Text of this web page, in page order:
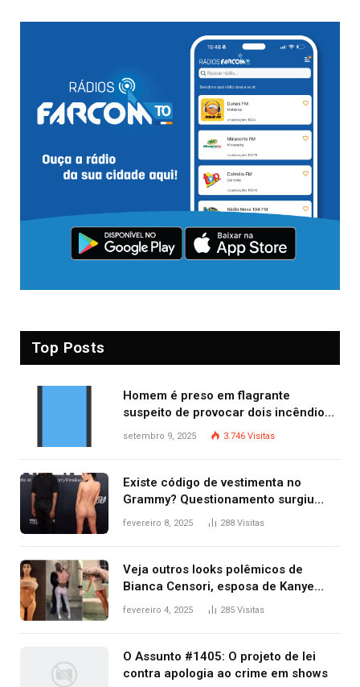
Top Posts
Homem é preso em flagrante
suspeito de provocar dois incêndios
criminosos no mesmo dia
setembro 9, 2025 3.746 Visitas
Existe código de vestimenta no
Grammy? Questionamento surgiu
após Bianca Censori, mulher de
fevereiro 8, 2025 288 Visitas
Veja outros looks polêmicos de
Bianca Censori, esposa de Kanye
West que apareceu nua no Grammy
fevereiro 4, 2025 285 Visitas
O Assunto #1405: O projeto de lei
contra apologia ao crime em shows